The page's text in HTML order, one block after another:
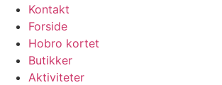
Kontakt
Forside
Hobro kortet
Butikker
Aktiviteter